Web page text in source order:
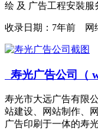
绘 及 广告工程安裝服
收录日期： 7年前 网
寿光广告公司（
寿光市大远广告有限
站建设、网站制作、
广告印刷于一体的寿